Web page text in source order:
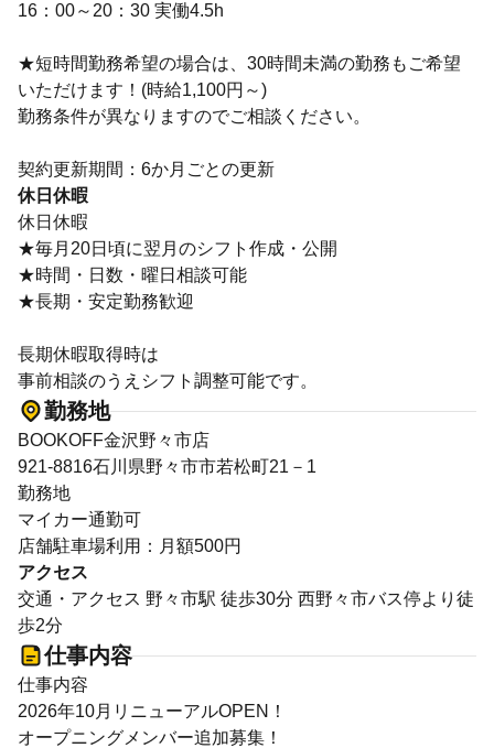
16：00～20：30 実働4.5h
★短時間勤務希望の場合は、30時間未満の勤務もご希望
いただけます！(時給1,100円～)
勤務条件が異なりますのでご相談ください。
契約更新期間：6か月ごとの更新
休日休暇
休日休暇
★毎月20日頃に翌月のシフト作成・公開
★時間・日数・曜日相談可能
★長期・安定勤務歓迎
長期休暇取得時は
事前相談のうえシフト調整可能です。
勤務地
BOOKOFF金沢野々市店
921-8816石川県野々市市若松町21－1
勤務地
マイカー通勤可
店舗駐車場利用：月額500円
アクセス
交通・アクセス 野々市駅 徒歩30分 西野々市バス停より徒
歩2分
仕事内容
仕事内容
2026年10月リニューアルOPEN！
オープニングメンバー追加募集！